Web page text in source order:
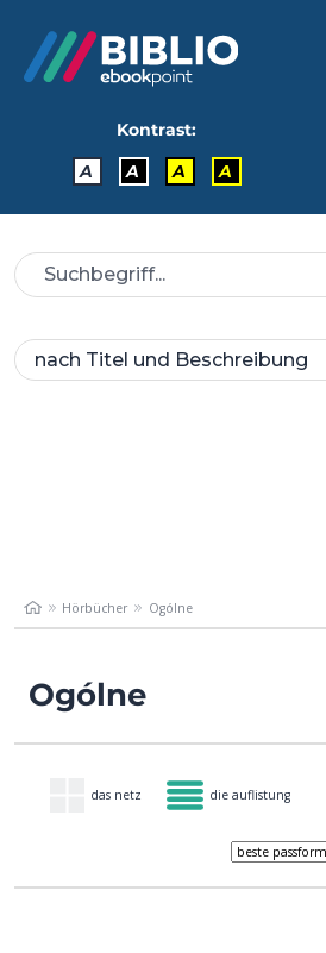
Kontrast:
A
A A A
Hörbücher Ogólne
Ogólne
das netz die auflistung